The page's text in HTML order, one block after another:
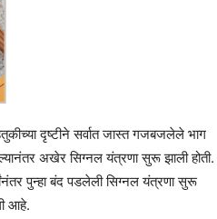
दृष्टीने सर्वात जास्त गजबजलेले भाग
अखेर सिग्नल यंत्रणा सुरू झाली होती.
पुन्हा बंद पडलेली सिग्नल यंत्रणा सुरू
आहे.